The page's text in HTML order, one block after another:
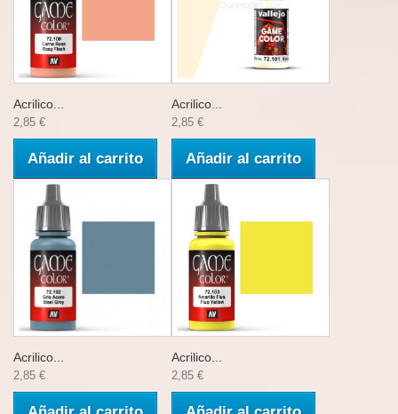
Acrilico...
2,85 €
Añadir al carrito
Acrilico...
2,85 €
Añadir al carrito
Acrilico...
2,85 €
Acrilico...
2,85 €